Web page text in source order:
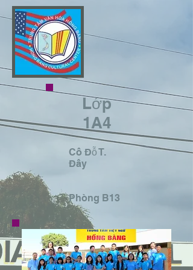
Lớp
1A4
Cô Đỗ T.
Đây
​Phòng B13